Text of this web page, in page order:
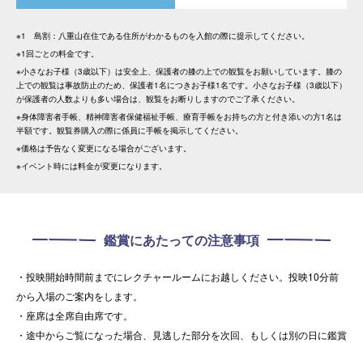
※1 島割：八重山在住である住所がわかるものを入館の際に提示してください。
※1回ごとの料金です。
※小さなお子様（3歳以下）は安全上、保護者の膝の上での観覧をお願いしています。膝の
上での観覧は事故防止のため、保護者1名につきお子様1名です。小さなお子様（3歳以下）
が保護者の人数よりも多い場合は、観覧をお断りしますのでご了承ください。
※身体障害者手帳、精神障害者保健福祉手帳、療育手帳をお持ちの方と付き添いの方1名は
半額です。観覧券購入の際に係員に手帳を掲示してください。
※価格は予告なく変更になる場合がございます。
※イベント時には料金が変更になります。
鑑賞にあたっての注意事項
・投映開始時間前までにレクチャールームにお越しください。投映10分前
から入場のご案内をします。
・座席は全席自由席です。
・途中からご覧になった場合、見逃した部分を次回、もしくは別の日に鑑賞